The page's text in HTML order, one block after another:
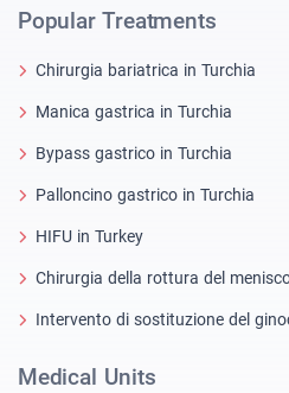
Popular Treatments
Chirurgia bariatrica in Turchia
Manica gastrica in Turchia
Bypass gastrico in Turchia
Palloncino gastrico in Turchia
HIFU in Turkey
Chirurgia della rottura del
Intervento di sostituzione del
Medical Units